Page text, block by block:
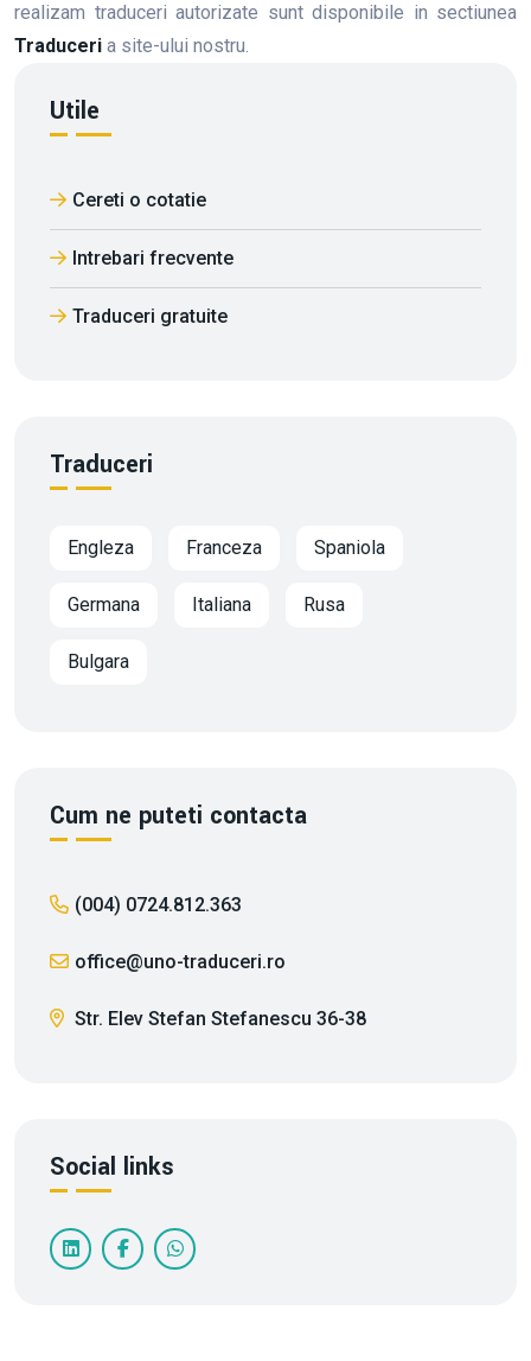
realizam traduceri autorizate sunt disponibile in sectiunea
Traduceri a site-ului nostru.
Utile
Cereti o cotatie
Intrebari frecvente
Traduceri gratuite
Traduceri
Engleza Franceza Spaniola
Germana Italiana Rusa
Bulgara
Cum ne puteti contacta
(004) 0724.812.363
office@uno-traduceri.ro
Str. Elev Stefan Stefanescu 36-38
Social links